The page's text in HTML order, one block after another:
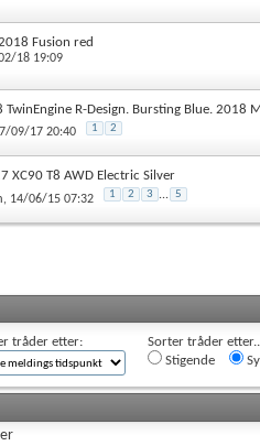
Fusion red
18 19:09
TwinEngine R-Design. Bursting Blue. 2018
09/17 20:40 1 2
XC90 T8 AWD Electric Silver
, 14/06/15 07:32 1 2 3 ... 5
tråder etter:
Sorter tråder
Stigende